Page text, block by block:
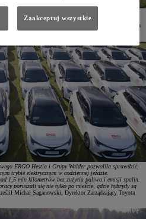
Przez 4 miesiące monitorowali oni parametry
telefon. W tym czasie pokonali łącznie ponad 1,5 mln
62% całego czasu jazdy. Konkurs poprzedziło
ERGO Hestia i Grupy Walder pozwoliła sprawdzić,
trybie elektrycznym w codziennej jeździe.
1,5 mln kilometrów bez zużycia paliwa i emisji spalin.
poruszali się nie tylko po mieście, gdzie hybrydy są
Michał Saganowski, Dyrektor Zarządzający Toyota
Zaakceptuj wszystkie